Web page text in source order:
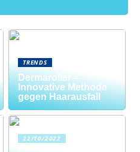
TRENDS
Dermaroller –
Innovative Methode
gegen Haarausfall
22/10/2022